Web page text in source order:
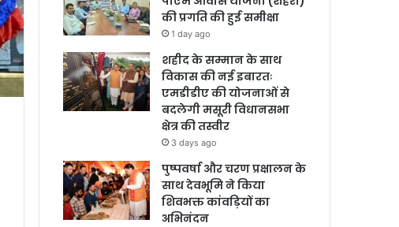
की प्रगति की हुई समीक्षा
1 day ago
शहीद के सम्मान के साथ
विकास की नई इबारतः
एमडीडीए की योजनाओं से
बदलेगी मसूरी विधानसभा
क्षेत्र की तस्वीर
3 days ago
पुष्पवर्षा और चरण प्रक्षालन के
साथ देवभूमि ने किया
शिवभक्त कांवड़ियों का
अभिनंदन